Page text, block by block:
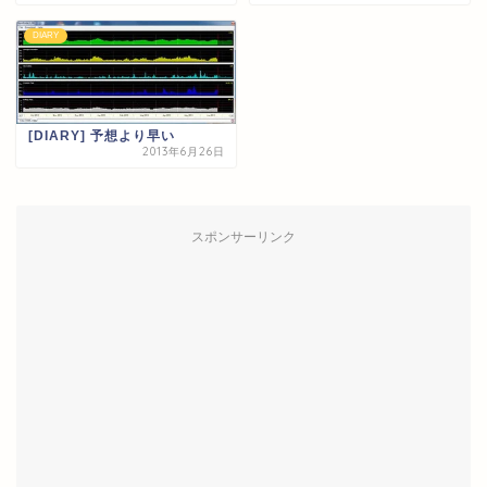
DIARY
[DIARY] 予想より早い
2013年6月26日
スポンサーリンク